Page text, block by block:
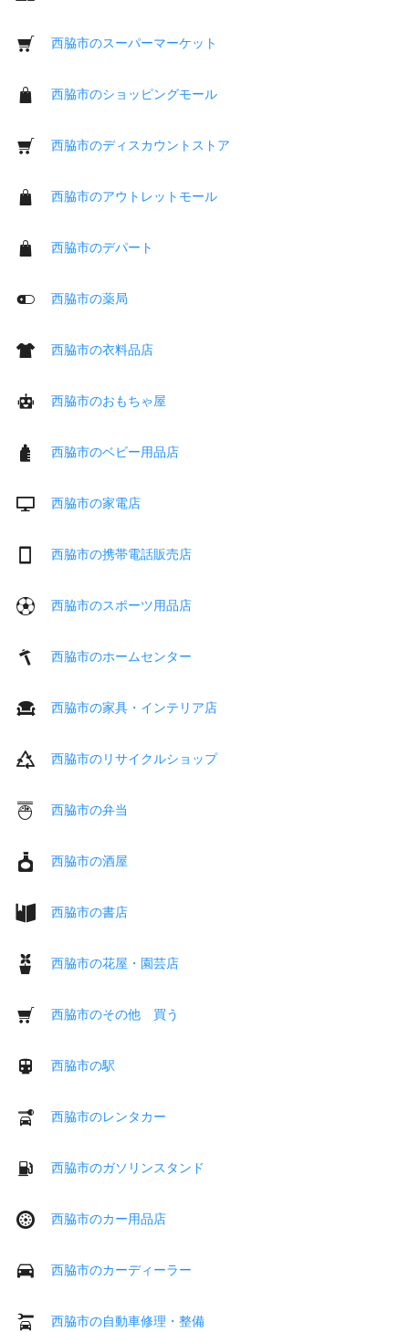
西脇市のスーパーマーケット
西脇市のショッピングモール
西脇市のディスカウントストア
西脇市のアウトレットモール
西脇市のデパート
西脇市の薬局
西脇市の衣料品店
西脇市のおもちゃ屋
西脇市のベビー用品店
西脇市の家電店
西脇市の携帯電話販売店
西脇市のスポーツ用品店
西脇市のホームセンター
西脇市の家具・インテリア店
西脇市のリサイクルショップ
西脇市の弁当
西脇市の酒屋
西脇市の書店
西脇市の花屋・園芸店
西脇市のその他 買う
西脇市の駅
西脇市のレンタカー
西脇市のガソリンスタンド
西脇市のカー用品店
西脇市のカーディーラー
西脇市の自動車修理・整備